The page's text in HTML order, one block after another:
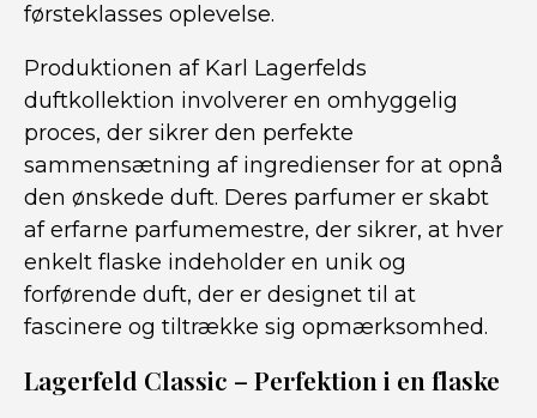
førsteklasses oplevelse.
Produktionen af ​​Karl Lagerfelds
duftkollektion involverer en omhyggelig
proces, der sikrer den perfekte
sammensætning af ingredienser for at opnå
den ønskede duft. Deres parfumer er skabt
af erfarne parfumemestre, der sikrer, at hver
enkelt flaske indeholder en unik og
forførende duft, der er designet til at
fascinere og tiltrække sig opmærksomhed.
Lagerfeld Classic – Perfektion i en flaske